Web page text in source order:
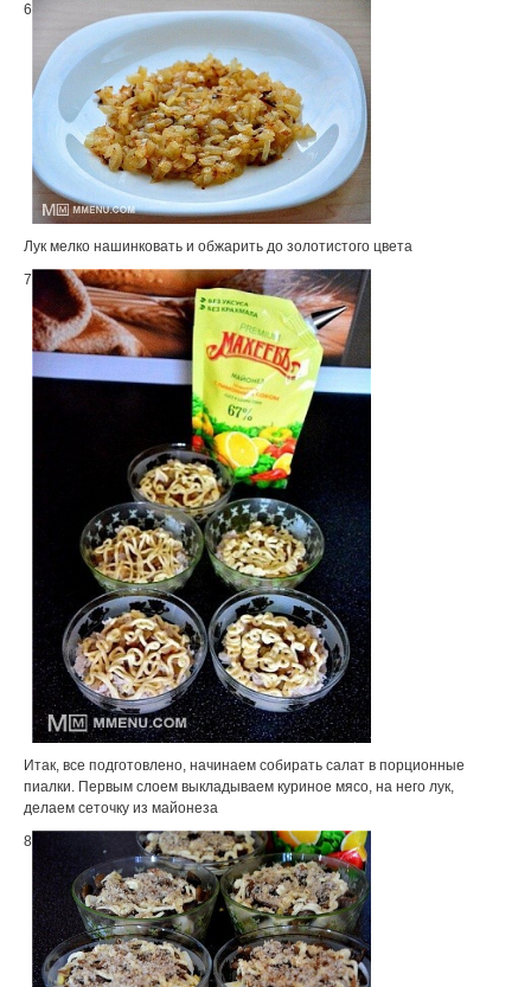
6
Лук мелко нашинковать и обжарить до золотистого цвета
7
Итак, все подготовлено, начинаем собирать салат в порционные
пиалки. Первым слоем выкладываем куриное мясо, на него лук,
делаем сеточку из майонеза
8